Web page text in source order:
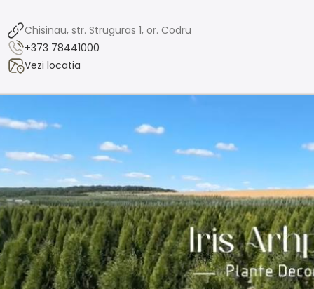
Chisinau, str. Struguras 1, or. Codru
+373 78441000
Vezi locatia